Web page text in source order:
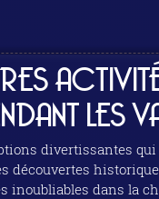
LES
divertissantes
découvertes
dans la charmante ville de